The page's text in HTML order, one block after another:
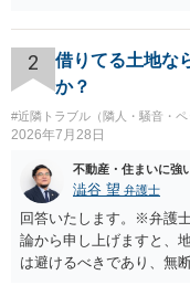
れますが、これは法的な
れるかどうかについては
すので、建物を事務所・
り、リスクはそれほど大
大家さんが契約違反を口
したり、立ち退きを迫る
ん。
2
借りてる土地な
か？
#近隣トラブル（隣人・騒音・ペ
2026年7月28日
不動産・住まいに強
澁谷 望 弁護士
回答いたします。※弁護
論から申し上げますと、
は避けるべきであり、無